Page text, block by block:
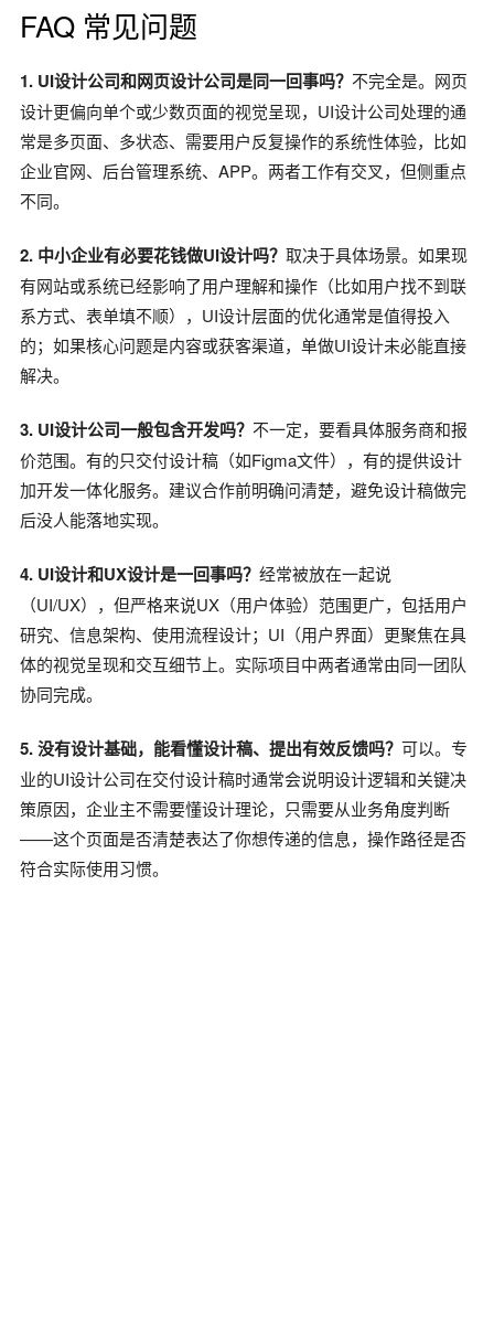
FAQ 常见问题
1. UI设计公司和网页设计公司是同一回事吗？ 不完全是。网页
设计更偏向单个或少数页面的视觉呈现，UI设计公司处理的通
常是多页面、多状态、需要用户反复操作的系统性体验，比如
企业官网、后台管理系统、APP。两者工作有交叉，但侧重点
不同。
2. 中小企业有必要花钱做UI设计吗？ 取决于具体场景。如果现
有网站或系统已经影响了用户理解和操作（比如用户找不到联
系方式、表单填不顺），UI设计层面的优化通常是值得投入
的；如果核心问题是内容或获客渠道，单做UI设计未必能直接
解决。
3. UI设计公司一般包含开发吗？ 不一定，要看具体服务商和报
价范围。有的只交付设计稿（如Figma文件），有的提供设计
加开发一体化服务。建议合作前明确问清楚，避免设计稿做完
后没人能落地实现。
4. UI设计和UX设计是一回事吗？ 经常被放在一起说
（UI/UX），但严格来说UX（用户体验）范围更广，包括用户
研究、信息架构、使用流程设计；UI（用户界面）更聚焦在具
体的视觉呈现和交互细节上。实际项目中两者通常由同一团队
协同完成。
5. 没有设计基础，能看懂设计稿、提出有效反馈吗？ 可以。专
业的UI设计公司在交付设计稿时通常会说明设计逻辑和关键决
策原因，企业主不需要懂设计理论，只需要从业务角度判断
——这个页面是否清楚表达了你想传递的信息，操作路径是否
符合实际使用习惯。